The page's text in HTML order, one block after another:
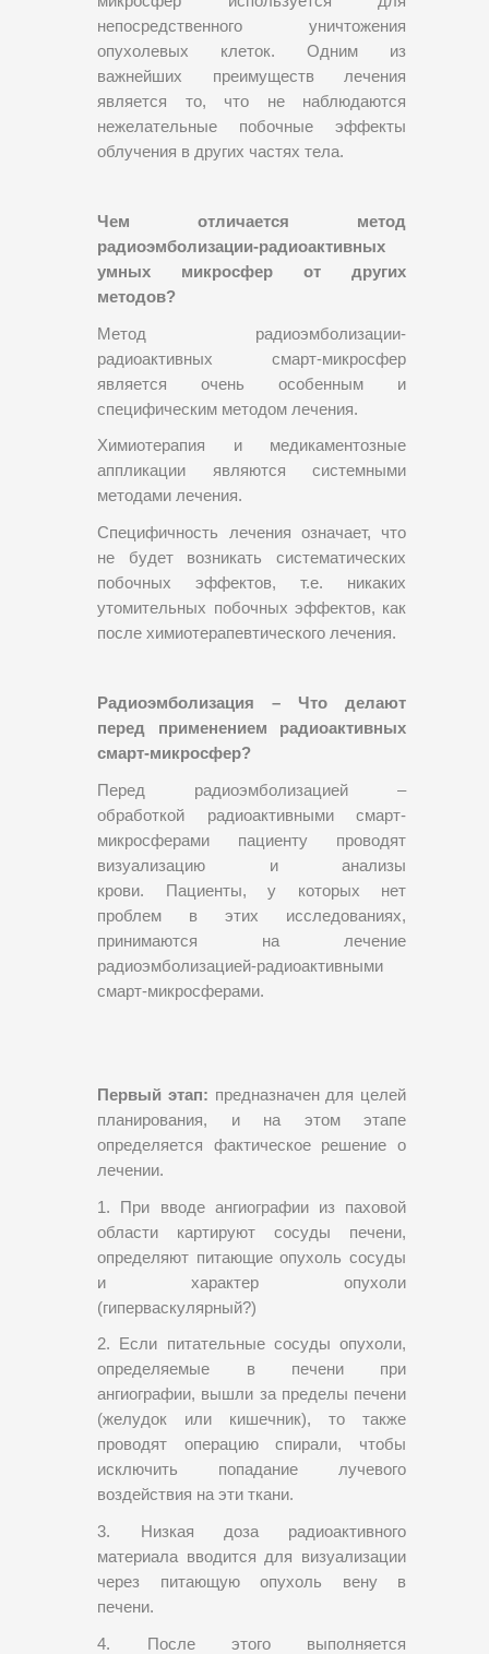
непосредственного уничтожения
опухолевых клеток. Одним из
важнейших преимуществ лечения
является то, что не наблюдаются
нежелательные побочные эффекты
облучения в других частях тела.
Чем отличается метод
радиоэмболизации-радиоактивных
умных микросфер от других
методов?
Метод радиоэмболизации-
радиоактивных смарт-микросфер
является очень особенным и
специфическим методом лечения.
Химиотерапия и медикаментозные
аппликации являются системными
методами лечения.
Специфичность лечения означает, что
не будет возникать систематических
побочных эффектов, т.е. никаких
утомительных побочных эффектов, как
после химиотерапевтического лечения.
Радиоэмболизация – Что делают
перед применением радиоактивных
смарт-микросфер?
Перед радиоэмболизацией –
обработкой радиоактивными смарт-
микросферами пациенту проводят
визуализацию и анализы
крови. Пациенты, у которых нет
проблем в этих исследованиях,
принимаются на лечение
радиоэмболизацией-радиоактивными
смарт-микросферами.
Первый этап: предназначен для целей
планирования, и на этом этапе
определяется фактическое решение о
лечении.
1. При вводе ангиографии из паховой
области картируют сосуды печени,
определяют питающие опухоль сосуды
и характер опухоли
(гиперваскулярный?)
2. Если питательные сосуды опухоли,
определяемые в печени при
ангиографии, вышли за пределы печени
(желудок или кишечник), то также
проводят операцию спирали, чтобы
исключить попадание лучевого
воздействия на эти ткани.
3. Низкая доза радиоактивного
материала вводится для визуализации
через питающую опухоль вену в
печени.
4. После этого выполняется